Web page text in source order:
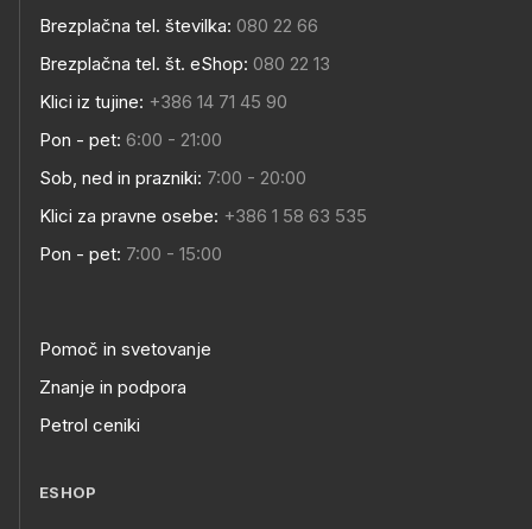
Brezplačna tel. številka: 080 22 66
Brezplačna tel. št. eShop: 080 22 13
Klici iz tujine: +386 14 71 45 90
Pon - pet: 6:00 - 21:00
Sob, ned in prazniki: 7:00 - 20:00
Klici za pravne osebe: +386 1 58 63 535
Pon - pet: 7:00 - 15:00
Pomoč in svetovanje
Znanje in podpora
Petrol ceniki
ESHOP